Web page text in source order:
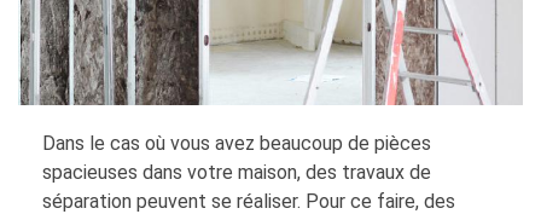
Dans le cas où vous avez beaucoup de pièces
spacieuses dans votre maison, des travaux de
séparation peuvent se réaliser. Pour ce faire, des